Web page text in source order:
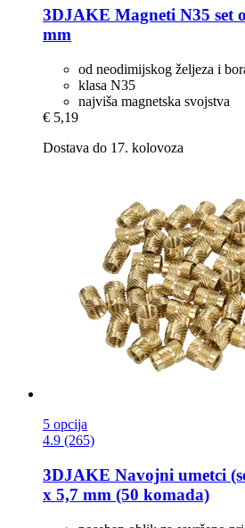
3DJAKE Magneti N35 set
mm
od neodimijskog željeza i
klasa N35
najviša magnetska svojstva
€ 5,19
Dostava do 17. kolovoza
5 opcija
4.9 (265)
3DJAKE Navojni umetci
x 5,7 mm (50 komada)